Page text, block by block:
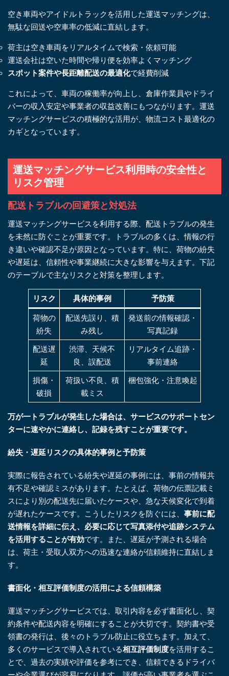
空き車両やアイドルトラックを活用した運送マッチングは、
無駄な回送や空車率の低減に直結します。
荷主は空き車両をリアルタイムで検索・依頼可能
運送会社は空いた時間や帰り便を効率よくマッチング
スポット案件や長距離配送の最適化で経費削減
これによって、車両の稼働率が向上し、倉庫作業員やドライ
バーの収入安定や事業者の収益改善にもつながります。運送
マッチングサービスの積極的な活用が、物流コスト最適化の
カギとなっています。
運送マッチングサービス利用時の安全性と
リスク管理
配送トラブルの回避策と対処法
運送マッチングサービスを利用する際、配送トラブルの発生
を未然に防ぐことが重要です。トラブルの多くは、情報の行
き違いや確認不足が原因となっています。特に、荷物の紛失
や遅延は、信頼性や事業継続に大きな影響を与えます。下記
のテーブルで主なリスクと対策を整理します。
リスク 具体的事例 予防策
荷物の
紛失
配送先誤り、積
み残し
発送前の情報確認・
写真記録
配送遅
延
渋滞、天候不
良、誤配送
リアルタイム追跡・
事前連絡
損傷・
破損
荷扱い不良、積
載ミス
梱包強化・注意喚起
万が一トラブルが発生した場合は、サービスのサポートセン
ターに速やかに連絡し、記録を残すことが重要です。
紛失・遅延リスクの具体的事例と予防策
実際に報告されている紛失や遅延の事例には、事前の情報共
有不足や確認ミスがあります。たとえば、荷物の伝票記載ミ
スにより別の配送先に届いたケースや、急な天候変化で到着
が遅れたケースです。こうしたリスクを防ぐには、 事前に配
送情報を詳細に伝え、必要に応じて写真添付や追跡システム
を活用することが有効です。また、遅延が予測される場合
は、荷主・受取人双方への迅速な連絡が信頼維持に直結しま
す。
書面化・相互評価制度の活用による信頼構築
運送マッチングサービスでは、取引内容を必ず書面化し、契
約条件や配送内容を明確にすることが大切です。契約書や受
領書の発行は、後々のトラブル防止に役立ちます。加えて、
多くのサービスで導入されている相互評価制度を活用するこ
とで、過去の実績や評価を参考にでき、信頼できるドライバ